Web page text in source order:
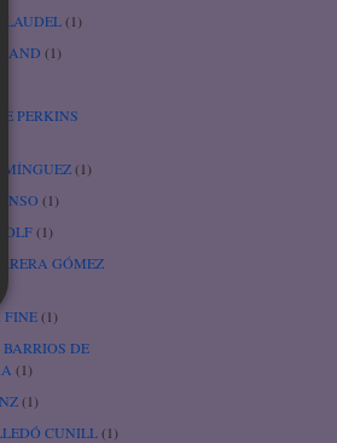
(1)
(1)
PERKINS
(1)
(1)
(1)
GÓMEZ
FINE(1)
DE
(1)
(1)
CUNILL(1)